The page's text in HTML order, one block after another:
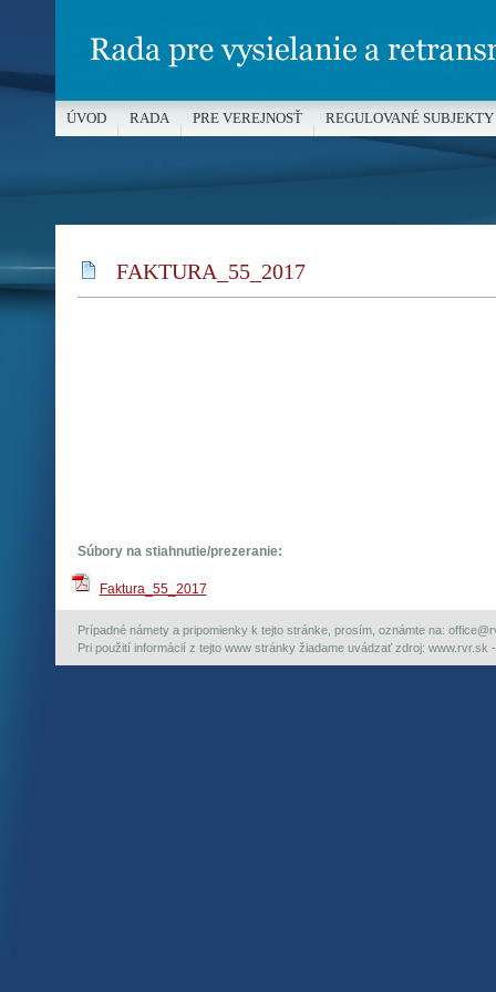
FAKTURA_55_2017
Súbory na stiahnutie/prezeranie:
Faktura_55_2017
Prípadné námety a pripomienky k tejto stránke, prosím, oznámte na:
Pri použití informácií z tejto www stránky žiadame uvádzať zdroj: www.rvr.sk
ÚVOD RADA PRE VEREJNOSŤ REGULOVANÉ SUBJEKTY